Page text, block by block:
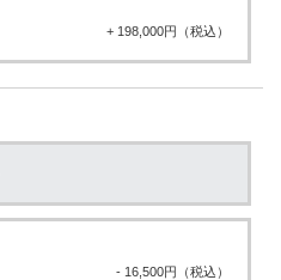
+ 198,000円（税込）
- 16,500円（税込）